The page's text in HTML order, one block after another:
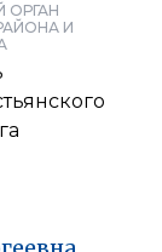
ОРГАН
И